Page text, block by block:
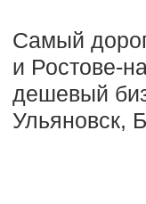
Самый
и Ростове-
дешевый
Ульяновск,